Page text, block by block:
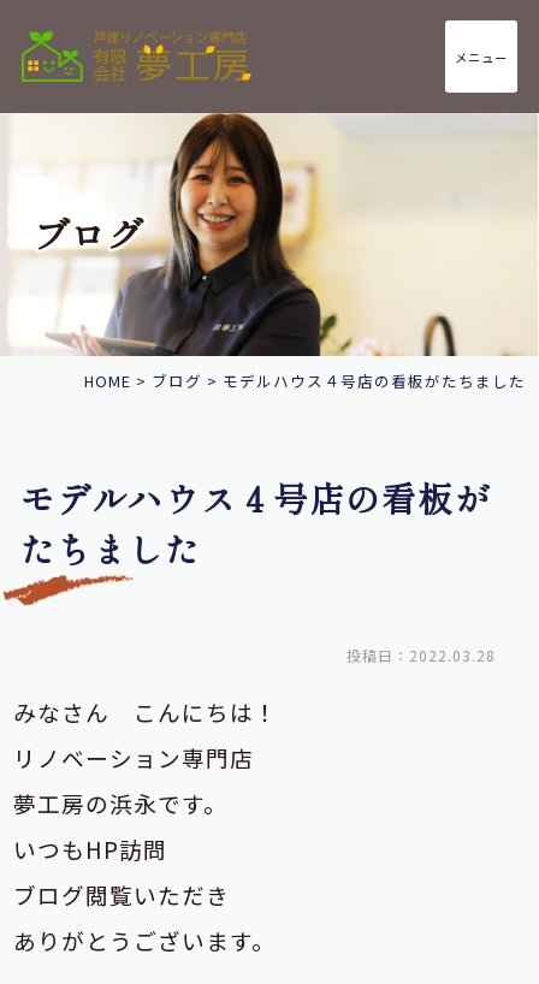
メニュー
ブログ
HOME > ブログ > モデルハウス４号店の看板がたちました
モデルハウス４号店の看板が
たちました
投稿日：2022.03.28
みなさん こんにちは！
リノベーション専門店
夢工房の浜永です。
いつもHP訪問
ブログ閲覧いただき
ありがとうございます。